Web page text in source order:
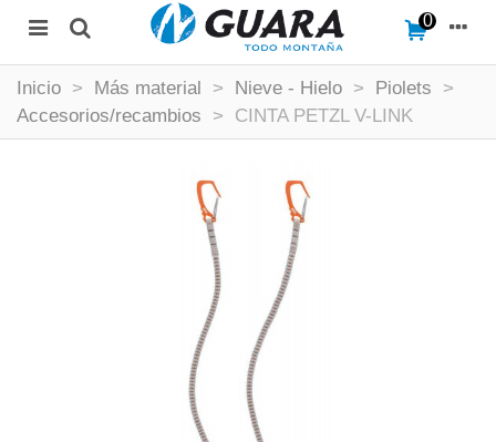
0
Inicio > Más material > Nieve - Hielo > Piolets
>
Accesorios/recambios
> CINTA PETZL V-LINK